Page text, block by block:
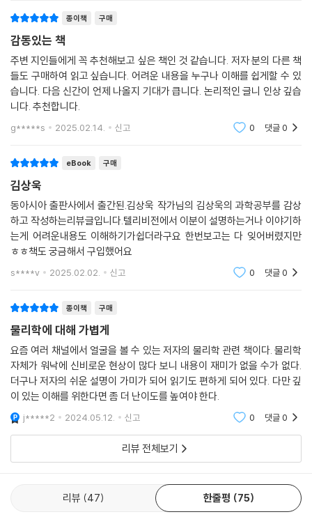
‘이해한다’는 것은 우리가 기존에 알고 있던 지식에 새로운 지식이 합류하
는 것이다. 그렇다 보니 상대성이론이나 양자역학과 같은 일반 상식에서
어긋나는 과학은 일반인들에게 이해하기 힘든 존재일 수밖에 없다. 게다가
인간의 상상과 감정, 무지(無智)는 세상을 똑바로 보는 것을 방해한다.
『김상욱의 과학공부』 제1장 “과학으로 낯설게 하기”에서는 세상을 낯설게
보고 다르게 보는 방법을 훈련하며 과학적 사고방식으로 첫걸음을 내딛는
제2장 “대한민국 방정식”에서는 한국 사회에 존재하는 신화와 공포를 파
헤친다. 앞서 말했듯이 ‘비과학적인 것’은 ‘비인간적인 것’이다. 과학이 이
런 비인간적인 사실들에 눈감는다면 과학은 더 이상 철학이 아니다.
우리는 ‘어둠’이 존재한다고 생각하지만, 사실 어둠은 빛의 부재(不在)일
뿐이다. 빛의 부재가 어둠이라는 실재(實在)가 되듯이, 사회를 향해 침묵
하고 의로운 행위를 하지 않는 것도 불의(不義)라는 실재가 되어 돌아다
니게 된다.
그렇다면 과학자는 과학적 사고방식을 통해 어떻게 세상을 보는가? 제3장
“나는 과학자다”는 과학자가 정치나 권력, 경제로부터의 유혹을 내던지며
던지는 선언이다. 끊임없이 “나는 과학자인가?” 하고 물으며 비과학적인
논리에 빠지지 않도록 스스로를 경계하는 모습은 신념을 가진 철학자와도
같다.
물리학은 인문학의 질문에 어떻게 답할까? 인간의, 인간에 대한, 인간을
위한 탐구로서 과학은 언제나 인문학과 접점을 가지고 있었다. 제4장 “물
리의 인문학”에서 물리학자 김상욱은 ‘어떻게 살 것인가?’라는 인류의 본
질적 질문에 ‘우주’로 답한다.
자로 이루어진 우주의 시(詩)이다. 우주는 먼 과거나 먼 미래를 내다보지
않고, 자신의 바로 앞에 놓인 관계만을 생각하며 법칙에 따라 나아간다. 그
과학을 쉽게, 그리고 정확하게 설명하는 김상욱 교수의 능력은 내겐 ‘넘사
벽’이다. 그가 얘기하는 과학은 함께 살아가는 우리 사회 누구나 알아야 하
는 교양이다. 우리 사회의 진솔한 속얘기는 덤이다.
- 김범준 (성균관대 물리학과 교수, 한국복잡계학회 회장, 『세상물정의 물리학』 저자)
좋은 과학자는 많고 좋은 글쟁이도 많다. 이 둘을 겸하는 사람은 드물다. 나
아가 글에 과학과 인문, 양면의 통찰을 쉽고도 진하게 담는 이는 더 귀하다.
- 원종우 (‘과학과 사람들’ 대표)
김상욱 교수는 《과학동아》의 기고 요청에 늘 관점과 철학이 있는 글을 보
내왔던 좋은 필자였다. 지식을 쉽게 전달하길 거부하고 심오한 주제로 달
음질하는 솜씨가 놀라웠다. 그의 이번 책이 기대되는 이유이다.
- 윤신영 (《과학동아》 편집장)
서 주변의 어떤 일이든 과학적으로 분석하는 일을 게을리 하지 않는다. 또
한 김상욱 교수는 신념을 가진 사람이다. 과학이 세상을 구원할 것이라는,
정확히 말하면 과학을 이해하는 사람이 세상을 더 낫게 만들 거라는 신념.
그 두 가지가 합쳐져서 이 책이 탄생했다.
- 이강영 (경상대 물리교육학과 교수, 『LHC, 현대 물리학의 최전선』 저자)
과학이 교양인 시대, 가장 뛰어난 교양을 갖춘 과학자의 글.
과학은 지식이 아니라 합리적으로 세상을 보는 방법이라는 말이 무슨 말인
김상욱은 과학으로 똘똘 뭉친 사람이다. 이 책에는 그런 그의 머릿속에 꽁
종이책 구매
감동있는 책
주변 지인들에게 꼭 추천해보고 싶은 책인 것 같습니다. 저자 분의 다른 책
들도 구매하여 읽고 싶습니다. 어려운 내용을 누구나 이해를 쉽게할 수 있
습니다. 다음 신간이 언제 나올지 기대가 큽니다. 논리적인 글니 인상 깊습
니다. 추천합니다.
g*****s 2025.02.14. 신고 0 댓글0
eBook 구매
김상욱
동아시아 출판사에서 출간된.김상욱 작가님의 김상욱의 과학공부를 감상
하고 작성하는리뷰글입니다.텔리비전에서 이분이 설명하는거나 이야기하
는게 어려운내용도 이해하기가쉽더라구요 한번보고는 다 잊어버렸지만
ㅎㅎ책도 궁금해서 구입했어요
s****v 2025.02.02. 신고 0 댓글0
종이책 구매
물리학에 대해 가볍게
요즘 여러 채널에서 얼굴을 볼 수 있는 저자의 물리학 관련 책이다. 물리학
자체가 워낙에 신비로운 현상이 많다 보니 내용이 재미가 없을 수가 없다.
더구나 저자의 쉬운 설명이 가미가 되어 읽기도 편하게 되어 있다. 다만 깊
이 있는 이해를 위한다면 좀 더 난이도를 높여야 한다.
j*****2 2024.05.12. 신고 0 댓글0
리뷰 전체보기
리뷰 47 한줄평 75